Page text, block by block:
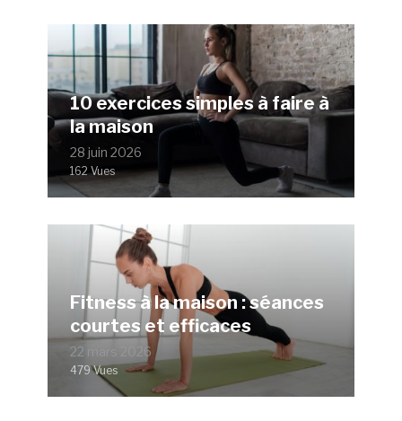
10 exercices simples à faire à
la maison
28 juin 2026
162 Vues
Fitness à la maison : séances
courtes et efficaces
22 mars 2026
479 Vues